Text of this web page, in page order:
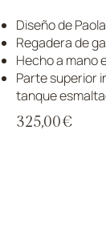
Diseño de
Regadera de
Hecho a mano
Parte superior
tanque
325,00€